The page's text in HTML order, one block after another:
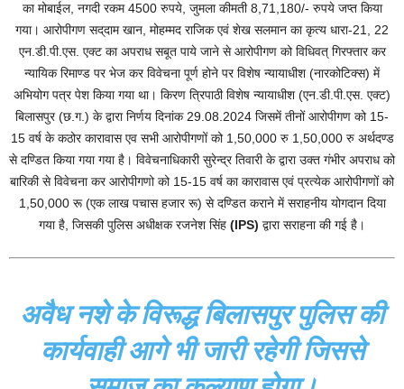
का मोबाईल, नगदी रकम 4500 रुपये, जुमला कीमती 8,71,180/- रुपये जप्त किया
गया। आरोपीगण सद्‌दाम खान, मोहम्मद राजिक एवं शेख सलमान का कृत्य धारा-21, 22
एन.डी.पी.एस. एक्ट का अपराध सबूत पाये जाने से आरोपीगण को विधिवत् गिरफ्तार कर
न्यायिक रिमाण्ड पर भेज कर विवेचना पूर्ण होने पर विशेष न्यायाधीश (नारकोटिक्स) में
अभियोग पत्र पेश किया गया था। किरण त्रिपाठी विशेष न्यायाधीश (एन.डी.पी.एस. एक्ट)
बिलासपुर (छ.ग.) के द्वारा निर्णय दिनांक 29.08.2024 जिसमें तीनों आरोपीगण को 15-
15 वर्ष के कठोर कारावास एव सभी आरोपीगणों को 1,50,000 रु 1,50,000 रु अर्थदण्ड
से दण्डित किया गया गया है। विवेचनाधिकारी सुरेन्द्र तिवारी के द्वारा उक्त गंभीर अपराध को
बारिकी से विवेचना कर आरोपीगणो को 15-15 वर्ष का कारावास एवं प्रत्येक आरोपीगणों को
1,50,000 रू (एक लाख पचास हजार रू) से दण्डित कराने में सराहनीय योगदान दिया
गया है, जिसकी पुलिस अधीक्षक रजनेश सिंह (IPS) द्वारा सराहना की गई है।
अवैध नशे के विरूद्ध बिलासपुर पुलिस की
कार्यवाही आगे भी जारी रहेगी जिससे